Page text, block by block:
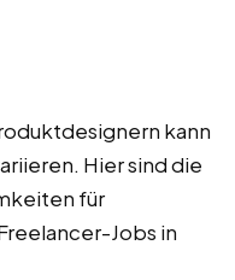
kann
Hier sind die
für
Jobs in